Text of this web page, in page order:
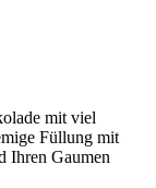
mit viel
Füllung mit
Ihren Gaumen